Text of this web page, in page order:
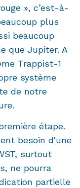
», c’est-à-
plus
beaucoup
que Jupiter. A
Trappist-1
système
de notre
étape.
besoin d'une
surtout
ne pourra
partielle